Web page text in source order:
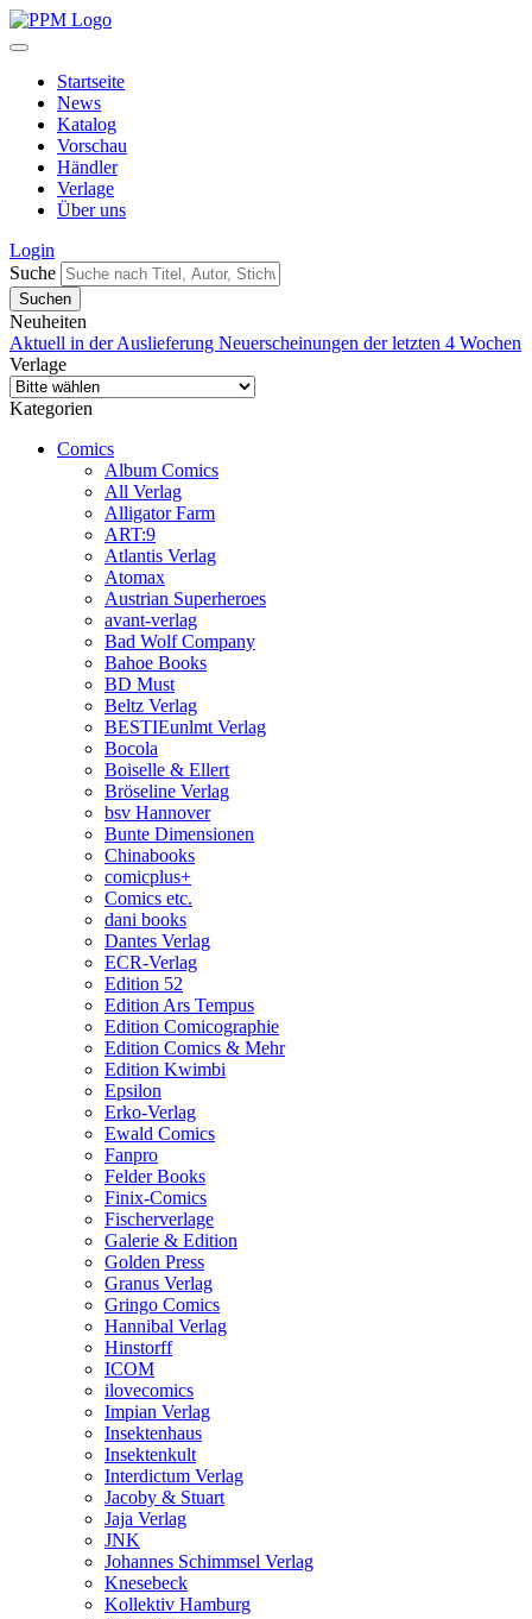
Startseite
News
Katalog
Vorschau
Händler
Verlage
Über uns
Login
Suche
Neuheiten
Aktuell in der Auslieferung Neuerscheinungen der letzten 4 Wochen
Verlage
Kategorien
Comics
Album Comics
All Verlag
Alligator Farm
ART:9
Atlantis Verlag
Atomax
Austrian Superheroes
avant-verlag
Bad Wolf Company
Bahoe Books
BD Must
Beltz Verlag
BESTIEunlmt Verlag
Bocola
Boiselle & Ellert
Bröseline Verlag
bsv Hannover
Bunte Dimensionen
Chinabooks
comicplus+
Comics etc.
dani books
Dantes Verlag
ECR-Verlag
Edition 52
Edition Ars Tempus
Edition Comicographie
Edition Comics & Mehr
Edition Kwimbi
Epsilon
Erko-Verlag
Ewald Comics
Fanpro
Felder Books
Finix-Comics
Fischerverlage
Galerie & Edition
Golden Press
Granus Verlag
Gringo Comics
Hannibal Verlag
Hinstorff
ICOM
ilovecomics
Impian Verlag
Insektenhaus
Insektenkult
Interdictum Verlag
Jacoby & Stuart
Jaja Verlag
JNK
Johannes Schimmsel Verlag
Knesebeck
Kollektiv Hamburg